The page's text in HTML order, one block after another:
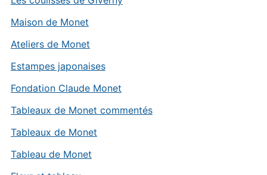
Maison de Monet
Ateliers de Monet
Estampes japonaises
Fondation Claude Monet
Tableaux de Monet commentés
Tableaux de Monet
Tableau de Monet